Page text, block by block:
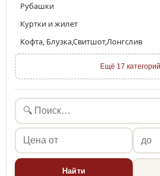
Рубашки
Куртки и жилет
Кофта, Блузка,Свитшот,Лонгслив
Ещё 17
Найти